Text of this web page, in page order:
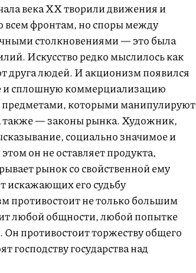
века XX творили движения и
всем фронтам, но споры между
столкновениями — это была
Искусство редко мыслилось как
друга людей. И акционизм появился
и сплошную коммерциализацию
предметами, которыми манипулируют
также — законы рынка. Художник,
социально значимое и
он не оставляет продукта,
рынок со свойственной ему
искажающих его судьбу
противостоит не только большим
любой общности, любой попытке
противостоит торжеству общего
господству государства над